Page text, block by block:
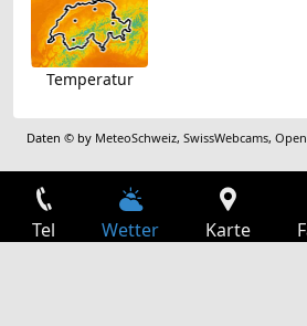
Temperatur
Daten © by MeteoSchweiz,SwissWebcams,
Tel Wetter Karte